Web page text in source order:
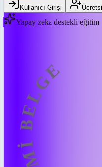
Kullanıcı Girişi
Yapay zeka destekli eğitim